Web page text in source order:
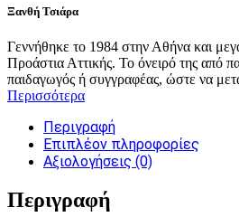
Ξανθή Τσιάρα
Γεννήθηκε το 1984 στην Αθήνα και
Προάστια Αττικής. Το όνειρό της από
παιδαγωγός ή συγγραφέας, ώστε να
Περισσότερα
Περιγραφή
Επιπλέον πληροφορίες
Αξιολογήσεις (0)
Περιγραφή